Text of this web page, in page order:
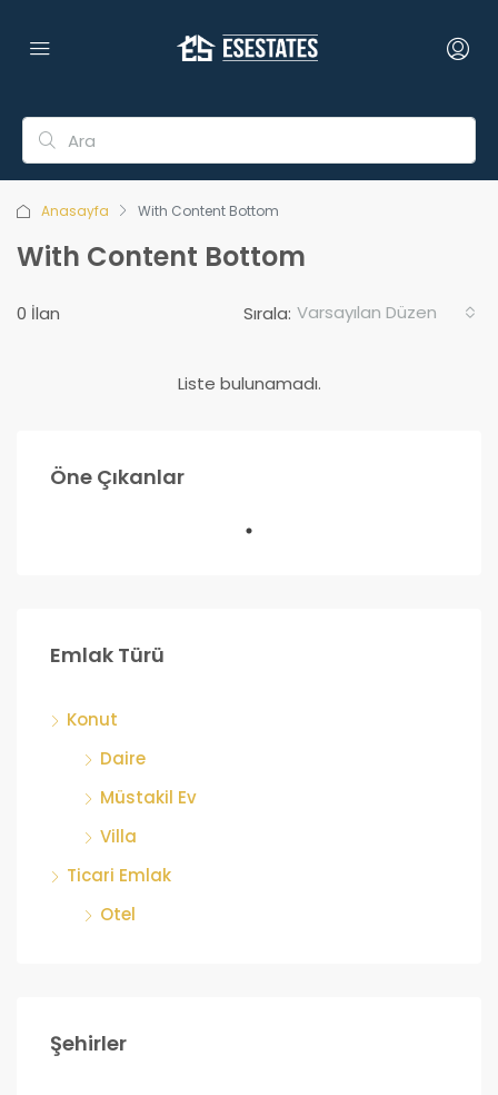
Anasayfa With Content Bottom
With Content Bottom
0 İlan Sırala: Varsayılan Düzen
Liste bulunamadı.
Öne Çıkanlar
£200,000
Lefkoşa
Emlak Türü
Konut
Daire
Müstakil Ev
Villa
Ticari Emlak
Otel
Şehirler